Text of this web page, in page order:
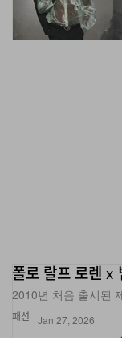
패션
폴로 랄프 로렌 x
2010년 처음 출시된
Jan 27, 2026